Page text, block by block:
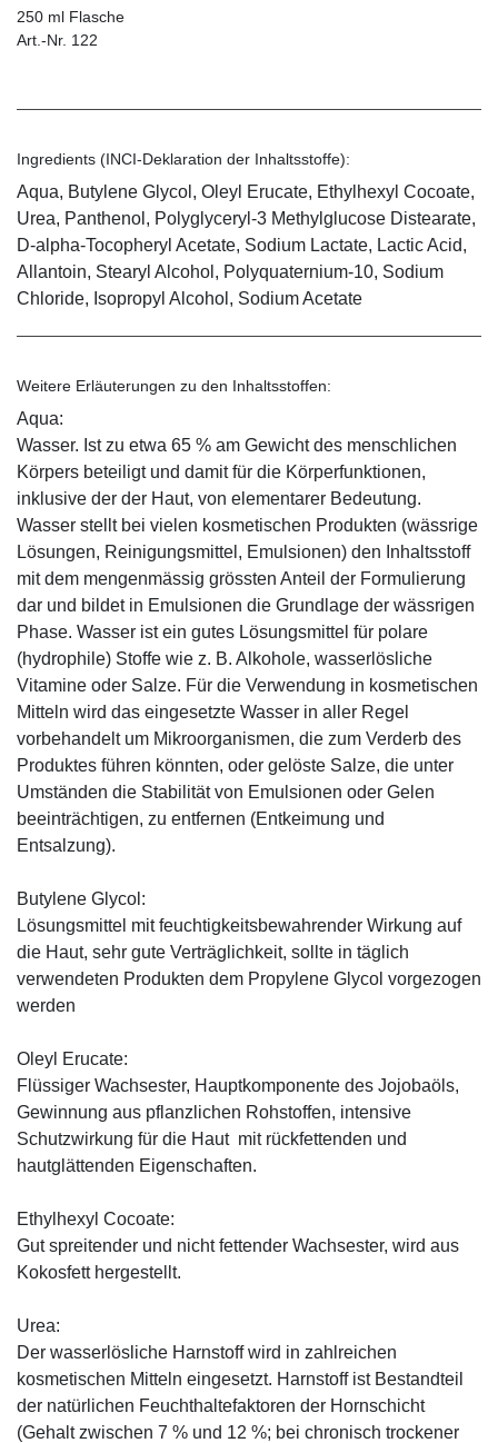
250 ml Flasche
Art.-Nr. 122
Ingredients (INCI-Deklaration der Inhaltsstoffe):
Aqua, Butylene Glycol, Oleyl Erucate, Ethylhexyl Cocoate,
Urea, Panthenol, Polyglyceryl-3 Methylglucose Distearate,
D-alpha-Tocopheryl Acetate, Sodium Lactate, Lactic Acid,
Allantoin, Stearyl Alcohol, Polyquaternium-10, Sodium
Chloride, Isopropyl Alcohol, Sodium Acetate
Weitere Erläuterungen zu den Inhaltsstoffen:
Aqua:
Wasser. Ist zu etwa 65 % am Gewicht des menschlichen
Körpers beteiligt und damit für die Körperfunktionen,
inklusive der der Haut, von elementarer Bedeutung.
Wasser stellt bei vielen kosmetischen Produkten (wässrige
Lösungen, Reinigungsmittel, Emulsionen) den Inhaltsstoff
mit dem mengenmässig grössten Anteil der Formulierung
dar und bildet in Emulsionen die Grundlage der wässrigen
Phase. Wasser ist ein gutes Lösungsmittel für polare
(hydrophile) Stoffe wie z. B. Alkohole, wasserlösliche
Vitamine oder Salze. Für die Verwendung in kosmetischen
Mitteln wird das eingesetzte Wasser in aller Regel
vorbehandelt um Mikroorganismen, die zum Verderb des
Produktes führen könnten, oder gelöste Salze, die unter
Umständen die Stabilität von Emulsionen oder Gelen
beeinträchtigen, zu entfernen (Entkeimung und
Entsalzung).
Butylene Glycol:
Lösungsmittel mit feuchtigkeitsbewahrender Wirkung auf
die Haut, sehr gute Verträglichkeit, sollte in täglich
verwendeten Produkten dem Propylene Glycol vorgezogen
werden
Oleyl Erucate:
Flüssiger Wachsester, Hauptkomponente des Jojobaöls,
Gewinnung aus pflanzlichen Rohstoffen, intensive
Schutzwirkung für die Haut mit rückfettenden und
hautglättenden Eigenschaften.
Ethylhexyl Cocoate:
Gut spreitender und nicht fettender Wachsester, wird aus
Kokosfett hergestellt.
Urea:
Der wasserlösliche Harnstoff wird in zahlreichen
kosmetischen Mitteln eingesetzt. Harnstoff ist Bestandteil
der natürlichen Feuchthaltefaktoren der Hornschicht
(Gehalt zwischen 7 % und 12 %; bei chronisch trockener